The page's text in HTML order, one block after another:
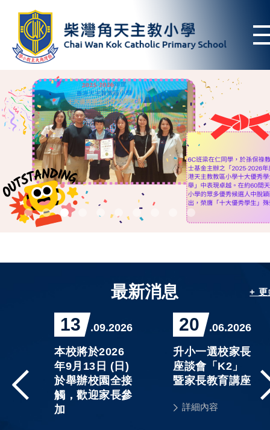
最新消息 + 更
13 .09.2026
本校將於2026
年9月13日 (日)
於舉辦校園全接
觸，歡迎家長參
加
20 .06.2026
升小一選校家長
座談會「K2」
暨家長教育講座
詳細內容